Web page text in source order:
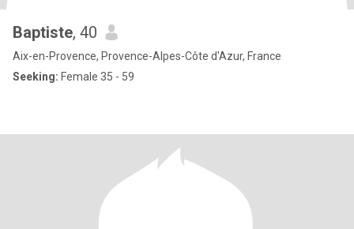
Baptiste, 40
Aix-en-Provence, Provence-Alpes-Côte d'Azur, France
Seeking: Female 35 - 59